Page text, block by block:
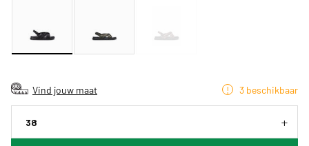
Vind jouw maat 3 beschikbaar
38